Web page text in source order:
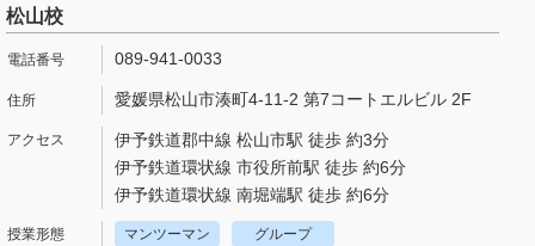
松山校
089-941-0033
愛媛県松山市湊町4-11-2 第7コートエルビル 2F
伊予鉄道郡中線 松山市駅 徒歩 約3分
伊予鉄道環状線 市役所前駅 徒歩 約6分
伊予鉄道環状線 南堀端駅 徒歩 約6分
マンツーマン グループ